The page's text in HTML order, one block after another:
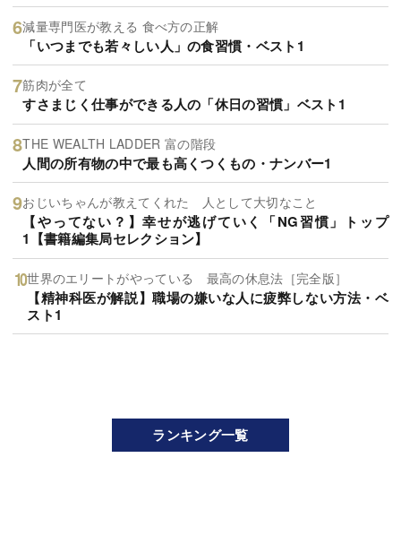
減量専門医が教える 食べ方の正解
「いつまでも若々しい人」の食習慣・ベスト1
筋肉が全て
すさまじく仕事ができる人の「休日の習慣」ベスト1
THE WEALTH LADDER 富の階段
人間の所有物の中で最も高くつくもの・ナンバー1
おじいちゃんが教えてくれた 人として大切なこと
【やってない？】幸せが逃げていく「NG習慣」トップ
1【書籍編集局セレクション】
世界のエリートがやっている 最高の休息法［完全版］
【精神科医が解説】職場の嫌いな人に疲弊しない方法・ベ
スト1
ランキング一覧